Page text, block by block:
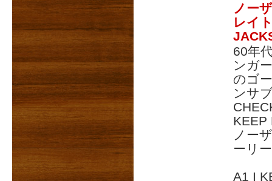
ノー
レイ
60年
ンガ
のゴ
ンサ
KEEP
ノー
ーリ
A1 I